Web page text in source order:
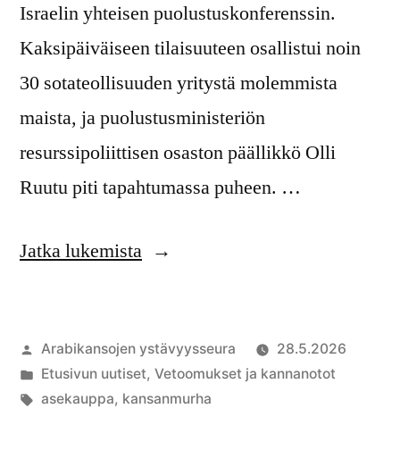
Israelin yhteisen puolustuskonferenssin.
Kaksipäiväiseen tilaisuuteen osallistui noin
30 sotateollisuuden yritystä molemmista
maista, ja puolustusministeriön
resurssipoliittisen osaston päällikkö Olli
Ruutu piti tapahtumassa puheen. …
Jatka lukemista”Suomi
olla
kansanmurhan
Artikkelin
julkaisija
on
Arabikansojen ystävyysseura
28.5.2026
Julkaistu
kategoriassa
Etusivun uutiset, Vetoomukset ja kannanotot
Avainsanat:
asekauppa, kansanmurha